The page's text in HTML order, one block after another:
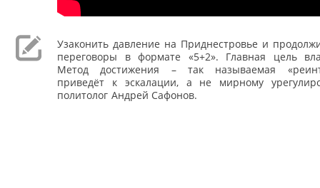
Узаконить давление на Приднестровье и
переговоры в формате «5+2». Главная цель
Метод достижения – так называемая
приведёт к эскалации, а не мирному
политолог Андрей Сафонов.